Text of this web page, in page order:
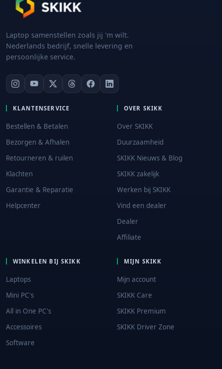
Laptop samenstellen zoals jij 'm wilt.
Nederlands bedrijf, snelle levering en
persoonlijke service.
KLANTENSERVICE
Bestellen & Betalen
Bezorgen & Afhalen
Retourneren & ruilen
Klachten
Garantie & Reparatie
Helpcenter
OVER SKIKK
Over SKIKK
Duurzaamheid
SKIKK Nieuws & Blog
SKIKK zakelijk
Werken bij SKIKK
Vind een dealer
Dealer
Affiliate
WINKELEN BIJ SKIKK
Laptops
Mini PC's
All in One PC's
Accessoires
Software
MIJN SKIKK
Mijn account
SKIKK Care
SKIKK Premium
SKIKK Driver Zone